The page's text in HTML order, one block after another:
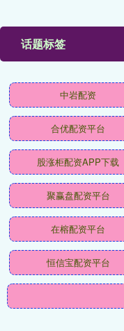
话题标签
中岩配资
合优配资平台
股涨柜配资APP下载
聚赢盘配资平台
在榕配资平台
恒信宝配资平台